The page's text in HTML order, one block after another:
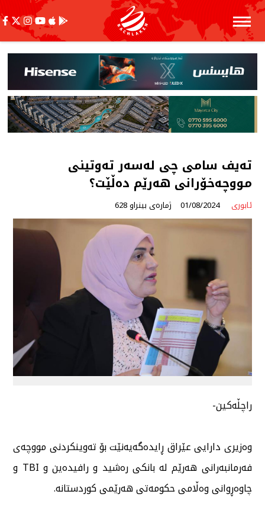
تەیف سامی چی لەسەر تەوتینی
مووچەخۆرانی هەرێم دەڵێت؟
ئابوری 01/08/2024 ژمارەی بینراو 628
راچڵەکین-
وەزیری دارایی عێراق ڕایدەگەیەنێت بۆ تەوینکردنی مووچەی
فەرمانبەرانی هەرێم لە بانکی رەشید و رافیدەین و TBI و
چاوەڕوانی وەڵامی حکومەتی هەرێمی کوردستانە.